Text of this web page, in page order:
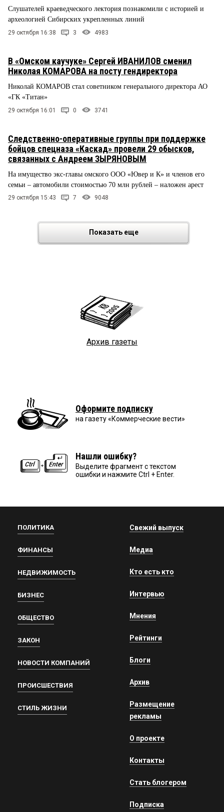
Слушателей краеведческого лектория познакомили с историей и
археологией Сибирских укрепленных линий
29 октября 16:38 3 4983
В «Омском каучуке» Сергей ИВАНИЛОВ сменил
Николая КОМАРОВА на посту гендиректора
Николай КОМАРОВ стал советником генерального директора АО
«ГК «Титан»
29 октября 16:01 0 3741
Следственно-оперативные группы при поддержке
бойцов спецназа «Каскад» провели 29 обысков,
связанных с Андреем ЗЫРЯНОВЫМ
На имущество экс-главы омского ООО «Ювер и К» и членов его
семьи – автомобили стоимостью 70 млн рублей – наложен арест
29 октября 15:43 7 9048
Показать еще
Архив газеты
Оформите подписку
на газету «Коммерческие вести»
Нашли ошибку?
Выделите фрагмент с текстом
ошибки и нажмите Ctrl + Enter.
ПОЛИТИКА
ФИНАНСЫ
НЕДВИЖИМОСТЬ
БИЗНЕС
ОБЩЕСТВО
ЗАКОН
НОВОСТИ КОМПАНИЙ
ПРОИСШЕСТВИЯ
СТИЛЬ ЖИЗНИ
Свежий выпуск
Медиа
Кто есть кто
Интервью
Мнения
Рейтинги
Блоги
Архив
Размещение
рекламы
О проекте
Контакты
Стать блогером
Подписка